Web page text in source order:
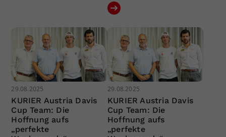
29.08.2025
KURIER Austria Davis
Cup Team: Die
Hoffnung aufs
„perfekte
29.08.2025
KURIER Austria Davis
Cup Team: Die
Hoffnung aufs
„perfekte